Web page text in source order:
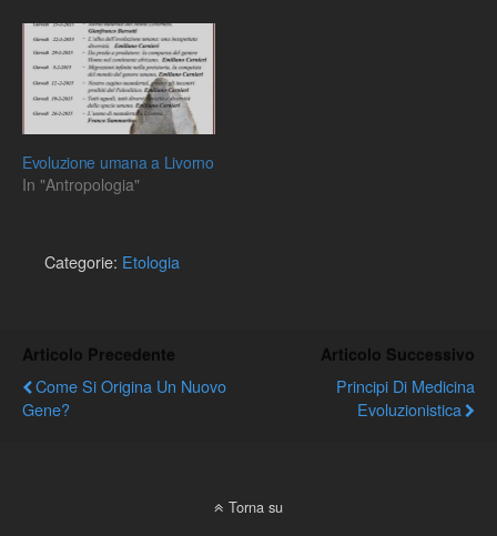
Evoluzione umana a Livorno
In "Antropologia"
Categorie: Etologia
Articolo Precedente
Come Si Origina Un Nuovo
Gene?
Articolo Successivo
Principi Di Medicina
Evoluzionistica
Torna su